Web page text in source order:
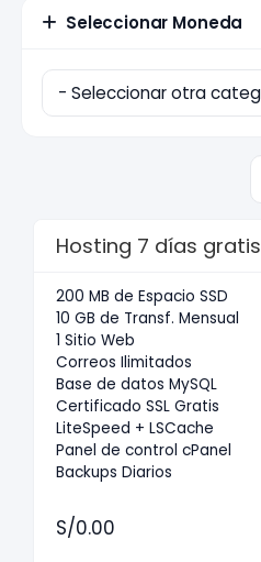
Seleccionar Moneda
Hosting 7 días gratis
200 MB de Espacio SSD
10 GB de Transf. Mensual
1 Sitio Web
Correos Ilimitados
Base de datos MySQL
Certificado SSL Gratis
LiteSpeed + LSCache
Panel de control cPanel
Backups Diarios
S/0.00